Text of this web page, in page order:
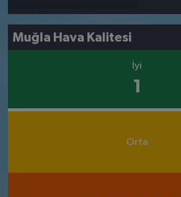
Muğla Hava Kalitesi
İyi
1
Orta